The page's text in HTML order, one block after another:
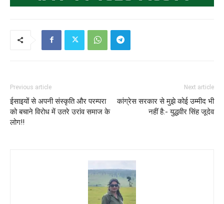
Previous article
ईसाइयों से अपनी संस्कृति और परम्परा
को बचाने विरोध में उतरे उरांव समाज के
लोग!!
Next article
कांग्रेस सरकार से मुझे कोई उम्मीद भी
नहीं है:- युद्धवीर सिंह जूदेव